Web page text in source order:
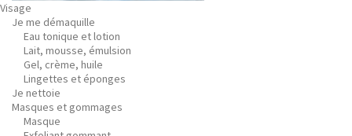
Visage
Je me démaquille
Eau tonique et lotion
Lait, mousse, émulsion
Gel, crème, huile
Lingettes et éponges
Je nettoie
Masques et gommages
Masque